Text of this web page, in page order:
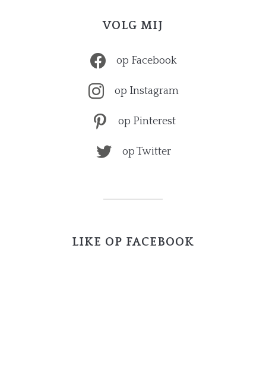
VOLG MIJ
op Facebook
op Instagram
op Pinterest
op Twitter
LIKE OP FACEBOOK